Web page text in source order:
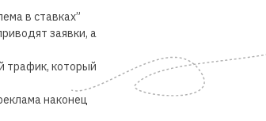
в ставках”
заявки, а
трафик, который
наконец